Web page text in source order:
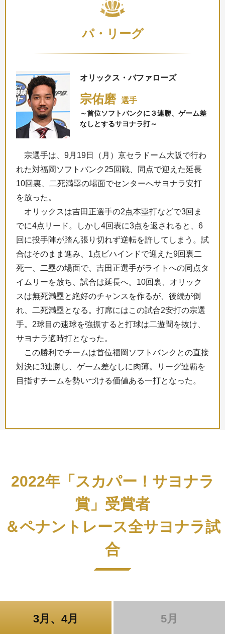
パ・リーグ
オリックス・バファローズ
宗佑磨 選手
～首位ソフトバンクに３連勝、ゲーム差
なしとするサヨナラ打～
宗選手は、9月19日（月）京セラドーム大阪で行わ
れた対福岡ソフトバンク25回戦、同点で迎えた延長
10回裏、二死満塁の場面でセンターへサヨナラ安打
を放った。
オリックスは吉田正選手の2点本塁打などで3回ま
でに4点リード。しかし4回表に3点を返されると、6
回に投手陣が踏ん張り切れず逆転を許してしまう。試
合はそのまま進み、1点ビハインドで迎えた9回裏二
死一、二塁の場面で、吉田正選手がライトへの同点タ
イムリーを放ち、試合は延長へ。10回裏、オリック
スは無死満塁と絶好のチャンスを作るが、後続が倒
れ、二死満塁となる。打席にはこの試合2安打の宗選
手。2球目の速球を強振すると打球は二遊間を抜け、
サヨナラ適時打となった。
この勝利でチームは首位福岡ソフトバンクとの直接
対決に3連勝し、ゲーム差なしに肉薄。リーグ連覇を
目指すチームを勢いづける価値ある一打となった。
2022年「スカパー！サヨナラ
賞」受賞者
＆ペナントレース全サヨナラ試
合
3月、4月 5月